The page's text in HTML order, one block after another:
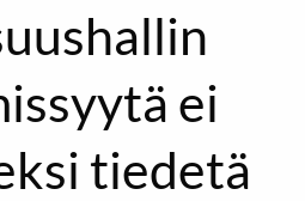
ei
tiedetä